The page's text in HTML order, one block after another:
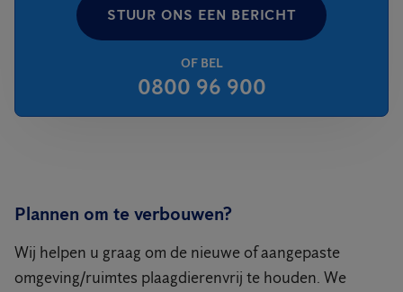
STUUR ONS EEN BERICHT
OF BEL
0800 96 900
Plannen om te verbouwen?
Wij helpen u graag om de nieuwe of aangepaste
omgeving/ruimtes plaagdierenvrij te houden. We